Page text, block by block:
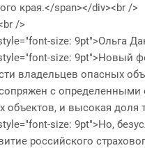
края.</span></div><br />
/>
size:
size:
владельцев опасных
с
и высокая доля
size: 9pt">Но,
российского